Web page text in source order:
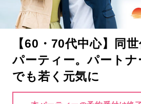
【60・70代中心】同
パーティー。パートナ
でも若く元気に